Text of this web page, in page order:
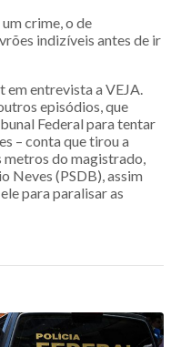
crime, o de
indizíveis antes de ir
entrevista a VEJA.
episódios, que
Federal para tentar
– conta que tirou a
metros do magistrado,
Neves (PSDB), assim
para paralisar as
posts